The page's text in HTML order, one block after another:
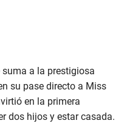
suma a la prestigiosa
su pase directo a Miss
en la primera
dos hijos y estar casada.